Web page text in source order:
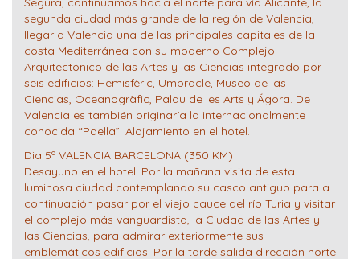
segunda ciudad más grande de la región de Valencia,
llegar a Valencia una de las principales capitales de la
costa Mediterránea con su moderno Complejo
Arquitectónico de las Artes y las Ciencias integrado por
seis edificios: Hemisfèric, Umbracle, Museo de las
Ciencias, Oceanogràfic, Palau de les Arts y Ágora. De
Valencia es también originaría la internacionalmente
conocida “Paella”. Alojamiento en el hotel.
Dia 5º VALENCIA BARCELONA (350 KM)
Desayuno en el hotel. Por la mañana visita de esta
luminosa ciudad contemplando su casco antiguo para a
continuación pasar por el viejo cauce del río Turia y visitar
el complejo más vanguardista, la Ciudad de las Artes y
las Ciencias, para admirar exteriormente sus
emblemáticos edificios. Por la tarde salida dirección norte